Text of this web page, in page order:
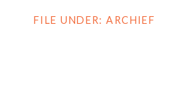
FILE UNDER: ARCHIEF